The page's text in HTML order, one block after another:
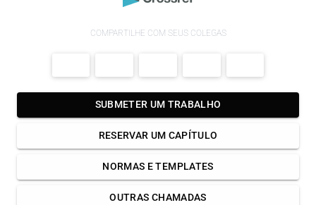
COMPARTILHE COM SEUS COLEGAS
SUBMETER UM TRABALHO
RESERVAR UM CAPÍTULO
NORMAS E TEMPLATES
OUTRAS CHAMADAS